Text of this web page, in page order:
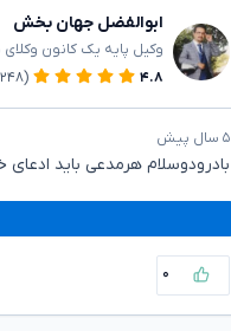
ابوالفضل جهان بخش
وکیل پایه یک کانون وکلای
۴.۸
(۱۲۴۸)
۵ سال پیش
بادرودوسلام هرمدعی باید ادعای
۰